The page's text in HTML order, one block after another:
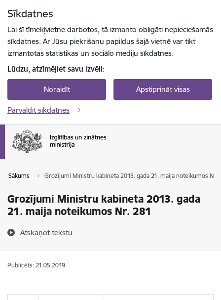
Sīkdatnes
Lai šī tīmekļvietne darbotos, tā izmanto obligāti nepieciešamās
sīkdatnes. Ar Jūsu piekrišanu papildus šajā vietnē var tikt
izmantotas statistikas un sociālo mediju sīkdatnes.
Lūdzu, atzīmējiet savu izvēli:
Noraidīt Apstiprināt visas
Pārvaldīt sīkdatnes
Sākums Grozījumi Ministru kabineta 2013. gada 21. maija noteikumos Nr.
Grozījumi Ministru kabineta 2013. gada
21. maija noteikumos Nr. 281
Atskaņot tekstu
Publicēts: 21.05.2019.